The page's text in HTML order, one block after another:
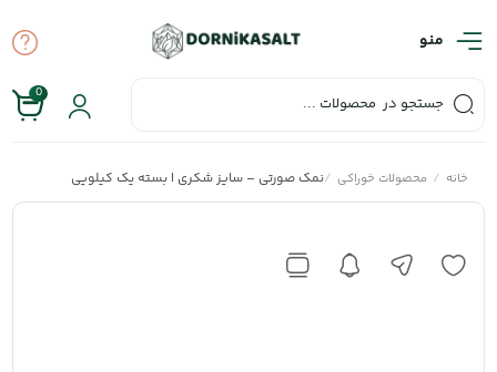
منو
0
خانه / محصولات خوراکی /نمک صورتی – سایز شکری | بسته یک کیلویی